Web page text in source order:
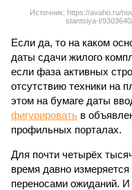
Источник: https://avaho.ru/
stantsiya-l/
Если да, то на каком
даты сдачи жилого
если фаза активных
отсутствию техники на
этом на бумаге даты
фигурировать в
профильных порталах.
Для почти четырёх
время давно
переносами ожиданий.